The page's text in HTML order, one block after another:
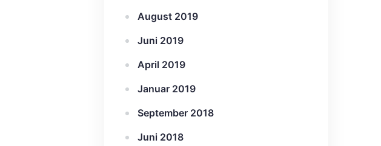
August 2019
Juni 2019
April 2019
Januar 2019
September 2018
Juni 2018